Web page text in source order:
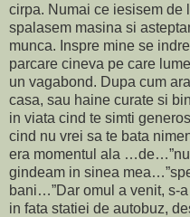
cirpa. Numai ce iesisem de
spalasem masina si
munca. Inspre mine se
parcare cineva pe care
un vagabond. Dupa cum
casa, sau haine curate si
in viata cind te simti
cind nu vrei sa te bata
era momentul ala …de…”nu
gindeam in sinea
bani…”Dar omul a venit, s-
in fata statiei de autobuz,